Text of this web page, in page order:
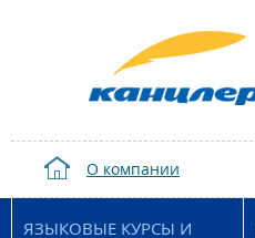
О компании
ЯЗЫКОВЫЕ КУРСЫ И